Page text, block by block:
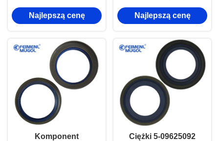
Ball Head Front H2
2906150XSZ08A
Najlepszą cenę
kulkowych dla
Wielkiego Muru
Najlepszą cenę
Komponent
Ciężki 5-09625092